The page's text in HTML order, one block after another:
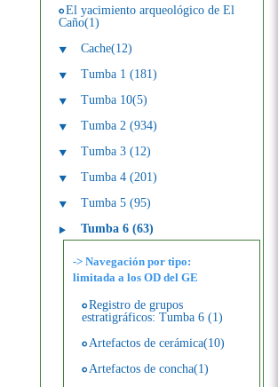
El yacimiento arqueológico de El
Caño(1)
Cache(12)
Tumba 1 (181)
Tumba 10(5)
Tumba 2 (934)
Tumba 3 (12)
Tumba 4 (201)
Tumba 5 (95)
Tumba 6 (63)
-> Navegación por tipo:
limitada a los OD del GE
Registro de grupos
estratigráficos: Tumba 6 (1)
Artefactos de cerámica(10)
Artefactos de concha(1)